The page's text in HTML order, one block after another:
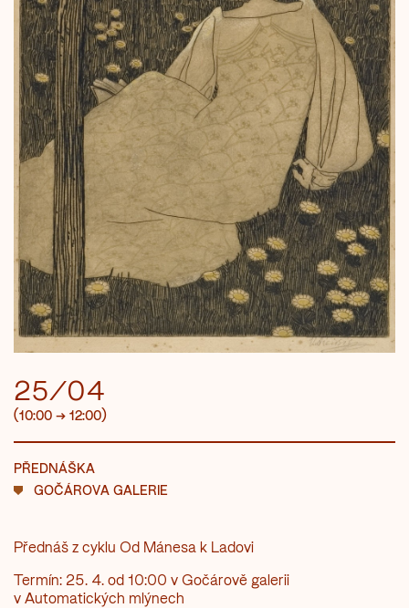
25/04
(10:00 → 12:00)
PŘEDNÁŠKA
GOČÁROVA GALERIE
Přednáš z cyklu Od Mánesa k Ladovi
Termín: 25. 4. od 10:00 v Gočárově galerii
v Automatických mlýnech